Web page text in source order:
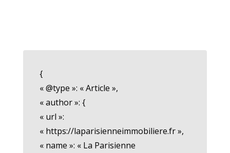
{
« @type »: « Article »,
« author »: {
« url »:
« https://laparisienneimmobiliere.fr »,
« name »: « La Parisienne